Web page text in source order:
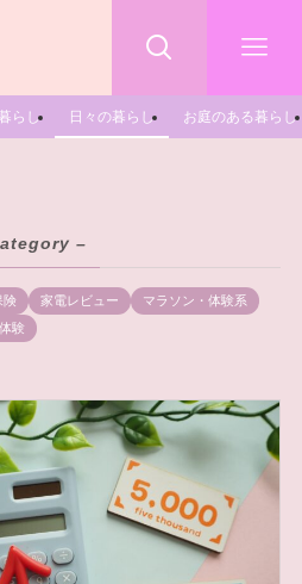
らし 日々の暮らし お庭のある暮らし
–
険 家電レビュー
マラソン・体験系
験